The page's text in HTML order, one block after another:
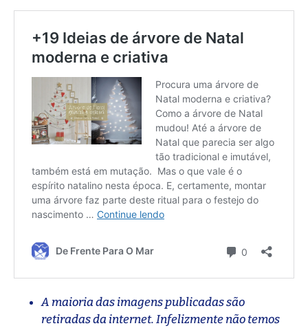
A maioria das imagens publicadas são
retiradas da internet. Infelizmente não temos